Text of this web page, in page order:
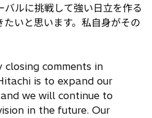
ルに挑戦して強い日立を作る
いと思います。私自身がその
comments in
is to expand our
we will continue to
in the future. Our